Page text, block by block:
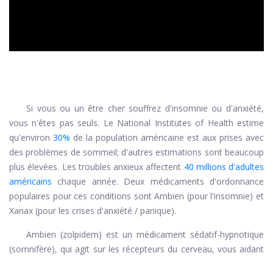
Si vous ou un être cher souffrez d'insomnie ou d'anxiété,
vous n'êtes pas seuls. Le National Institutes of Health estime
qu'environ 30% de la population américaine est aux prises avec
des problèmes de sommeil; d'autres estimations sont beaucoup
plus élevées. Les troubles anxieux affectent 40 millions d'adultes
américains chaque année. Deux médicaments d'ordonnance
populaires pour ces conditions sont Ambien (pour l'insomnie) et
Xanax (pour les crises d'anxiété / panique).
Ambien (zolpidem) est un médicament sédatif-hypnotique
(somnifère), qui agit sur les récepteurs du cerveau, vous aidant